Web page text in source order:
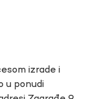
izrade i
u ponudi